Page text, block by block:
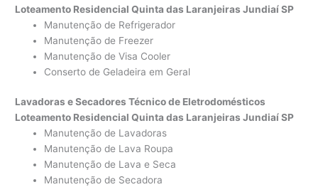
Loteamento Residencial Quinta das Laranjeiras Jundiaí SP
Manutenção de Refrigerador
Manutenção de Freezer
Manutenção de Visa Cooler
Conserto de Geladeira em Geral
Lavadoras e Secadores Técnico de Eletrodomésticos
Loteamento Residencial Quinta das Laranjeiras Jundiaí SP
Manutenção de Lavadoras
Manutenção de Lava Roupa
Manutenção de Lava e Seca
Manutenção de Secadora